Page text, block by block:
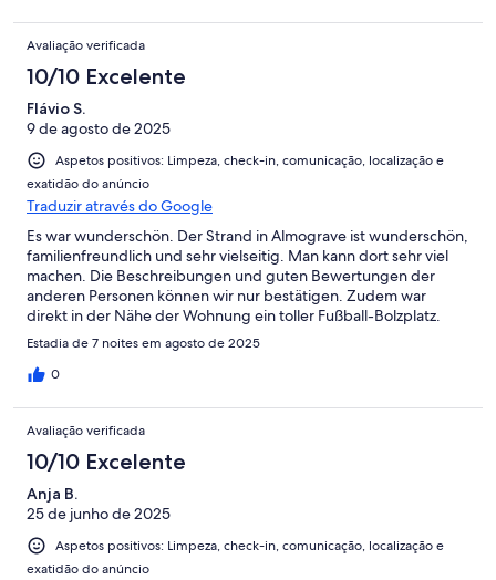
Avaliação verificada
10/10 Excelente
Flávio S.
9 de agosto de 2025
Aspetos positivos: Limpeza, check-in, comunicação, localização e
exatidão do anúncio
Traduzir através do Google
Es war wunderschön. Der Strand in Almograve ist wunderschön,
familienfreundlich und sehr vielseitig. Man kann dort sehr viel
machen. Die Beschreibungen und guten Bewertungen der
anderen Personen können wir nur bestätigen. Zudem war
direkt in der Nähe der Wohnung ein toller Fußball-Bolzplatz.
Estadia de 7 noites em agosto de 2025
0
Avaliação verificada
10/10 Excelente
Anja B.
25 de junho de 2025
Aspetos positivos: Limpeza, check-in, comunicação, localização e
exatidão do anúncio